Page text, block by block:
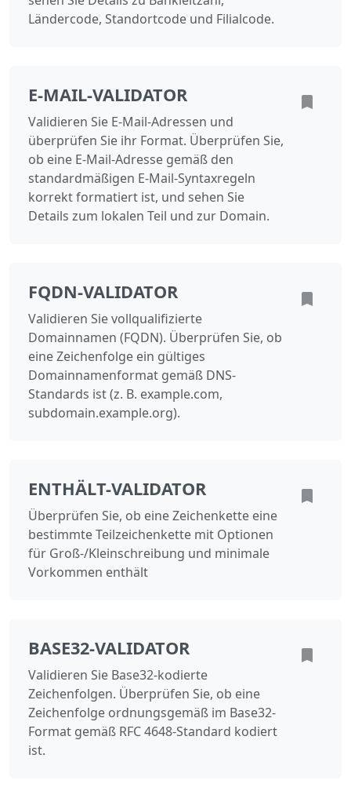
Ländercode, Standortcode und Filialcode.
E-MAIL-VALIDATOR
Validieren Sie E-Mail-Adressen und
überprüfen Sie ihr Format. Überprüfen Sie,
ob eine E-Mail-Adresse gemäß den
standardmäßigen E-Mail-Syntaxregeln
korrekt formatiert ist, und sehen Sie
Details zum lokalen Teil und zur Domain.
FQDN-VALIDATOR
Validieren Sie vollqualifizierte
Domainnamen (FQDN). Überprüfen Sie, ob
eine Zeichenfolge ein gültiges
Domainnamenformat gemäß DNS-
Standards ist (z. B. example.com,
subdomain.example.org).
ENTHÄLT-VALIDATOR
Überprüfen Sie, ob eine Zeichenkette eine
bestimmte Teilzeichenkette mit Optionen
für Groß-/Kleinschreibung und minimale
Vorkommen enthält
BASE32-VALIDATOR
Validieren Sie Base32-kodierte
Zeichenfolgen. Überprüfen Sie, ob eine
Zeichenfolge ordnungsgemäß im Base32-
Format gemäß RFC 4648-Standard kodiert
ist.